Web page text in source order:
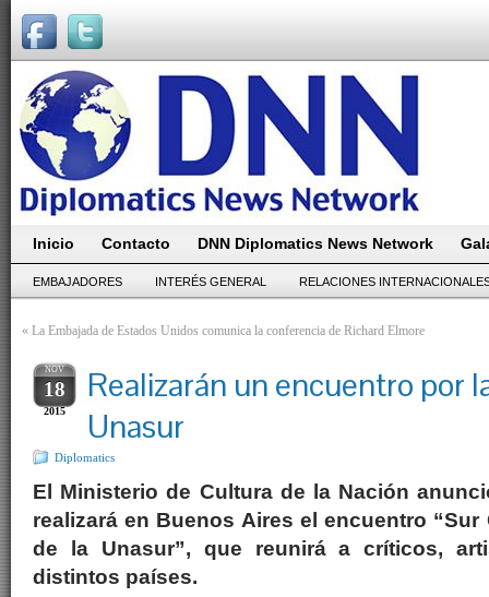
Inicio Contacto DNN Diplomatics News Network
EMBAJADORES INTERÉS GENERAL RELACIONES
« La Embajada de Estados Unidos comunica la conferencia de Richard Elmore
NOV
18
2015
Realizarán un encuentro por
Unasur
Diplomatics
El Ministerio de Cultura de la Nación
realizará en Buenos Aires el encuentro “Sur
de la Unasur”, que reunirá a críticos,
distintos países.